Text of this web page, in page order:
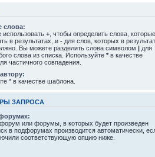
слова:
+ , чтобы определить слова, которые
в результатах, и - для слов, которых в
Вы можете разделить слова символом | для
слова из списка. Используйте * в качестве
частичного совпадения.
* в качестве шаблона.
ЗАПРОСА
или форумы, в которых будет произведен
в подфорумах производится автоматически,
соответствующую опцию ниже.